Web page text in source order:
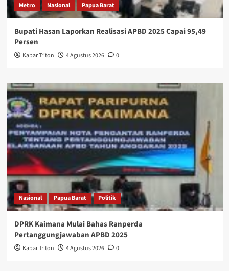
Metro Nasional Papua Barat
Bupati Hasan Laporkan Realisasi APBD 2025 Capai 95,49
Persen
Kabar Triton 4 Agustus 2026 0
Nasional Papua Barat Politik
DPRK Kaimana Mulai Bahas Ranperda
Pertanggungjawaban APBD 2025
Kabar Triton 4 Agustus 2026 0